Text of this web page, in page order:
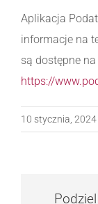
Aplikacja
informacje na
są dostępne
https://
10 stycznia, 2024